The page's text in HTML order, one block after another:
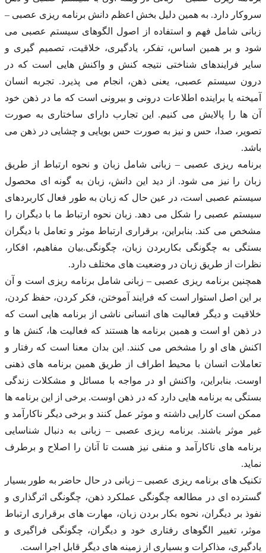
سروکار دارد. به همین دلیل بخش اعظم دانش برنامه ریزی عصبی –
زبانی شامل فهم و استفاده از اصول الگوهای سیستم عصبی می
شود و بر همین اساس، تفکر، یادگیری، خلاقیت، تصمیم گیری و
سایر فرایندهای شناختی نتیجه کنش و واکنش هایی است که در
درون سیستم عصبی، یعنی ذهن، انجام می پذیرد. تجربه انسان
آمیخته یا براینده اطلاعات درونی و بیرونی است که ما در ذهن خود
آن ها را پالایش می کنیم. این تجارب دارای ساختاری به صورت
تصویر، صدا، حس و نیز به صورت حس بویایی و چشایی در ذهن می
باشد.
برنامه ریزی عصبی – زبانی شامل زبان و نحوه ارتباط از طریق
زبان را نیز می شود. از دید این دانش، زبان به گونه ای محصول
سیستم عصبی است، در عین حال که زبان به طور فعال کاربردهای
سیستم عصبی را شکل می دهد. زبان نحوه ارتباط ما با دیگران را
مشخص می کند. بنابراین، برقراری ارتباط موثر و تعامل با دیگران
بستگی به چگونگی بکاربردن زبان، چگونگی.بیان مفاهیم، افکار،
نظرات از طریق زبان در وضعیت های مختلف دارد.
همچنین برنامه ریزی عصبی – زبانی شامل برنامه ریزی است و آن
بر این اصل استوار است که فرایند آموختن، فکر کردن، حفظ کردن،
خلاقیت و دیگر فعالیت های انسانی ناشی از برنامه هایی است که
در ذهن او است و همین برنامه ها هستند که فعالیت ها، کنش ها و
اکنش های او را مشخص می کنند. این بدان معنا است که رفتار و
تعاملات انسان با محیط اطراف از طریق همین برنامه های ذهنی
اوست. بنابراین، واکنش او در مواجه با مسائل و مشکلات زندگی
بستگی به برنامه هایی دارد که در ذهن اوست. برخی از این برنامه ها
ممکن است کارایی داشته و موثر عمل کنند و برخی دیگر ناکارآمد و
غیر موثر باشند. برنامه ریزی عصبی – زبانی به دنبال شناسایی
برنامه های ناکارآمد و منفی نیز هست تا آنان را اصلاح و برطرف
نماید.
تکنیک های برنامه ریزی عصبی – زبانی در حال حاضر به طور بسیار
گسترده ای در مطالعه چگونگی عملکرد ذهن، چگونگی اثرگذاری و
نفوذ بر دیگران، نحوه بکار بردن زبان، مهارت های برقراری ارتباط
موثر، تغییر الگوهای رفتاری خود و دیگران، چگونگی فراگیری و
یادگیری، مذاکرات و بسیاری از زمینه های دیگر قابل اجرا است.